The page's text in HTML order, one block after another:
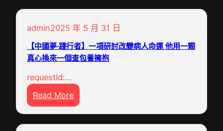
級
區
】
廣
南
沙
打
小
養
a
p
城
觀
花
！
admin2025 年 5 月 31 日
【中國夢·踐行者】一項研討改變病人命運 他用一顆
真心換來一個查包養擁抱
requestId:…
Read More:
【